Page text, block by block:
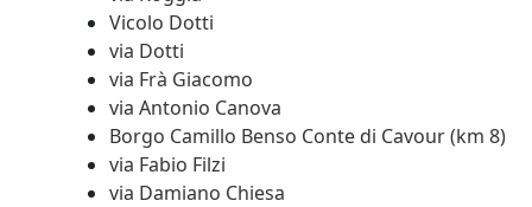
Vicolo Dotti
via Dotti
via Frà Giacomo
via Antonio Canova
Borgo Camillo Benso Conte di Cavour (km 8)
via Fabio Filzi
via Damiano Chiesa